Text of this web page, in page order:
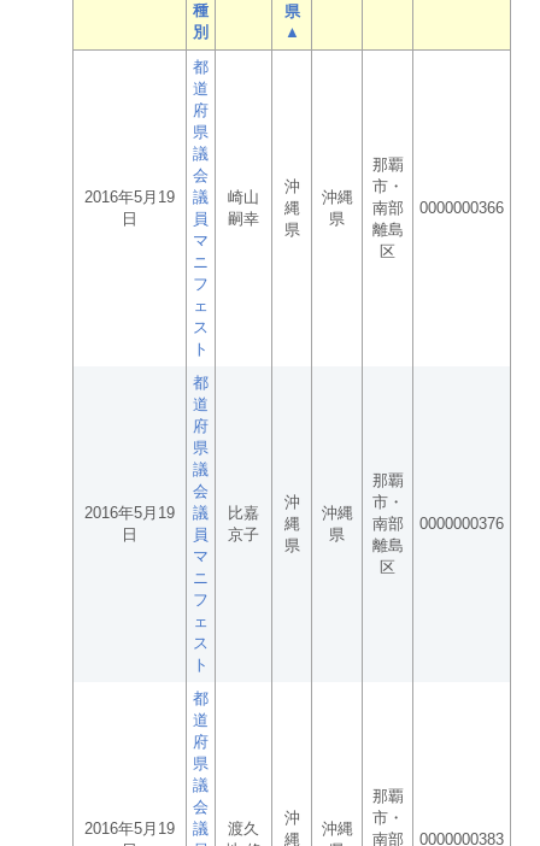
種
別
県
▲
2016年5月19
日
都
道
府
県
議
会
議
員
マ
ニ
フ
ェ
ス
ト
崎山
嗣幸
沖
縄
県
沖縄
県
那覇
市・
南部
離島
区
0000000366
2016年5月19
日
都
道
府
県
議
会
議
員
マ
ニ
フ
ェ
ス
ト
比嘉
京子
沖
縄
県
沖縄
県
那覇
市・
南部
離島
区
0000000376
2016年5月19
都
道
府
県
議
会
議
渡久
沖
縄
沖縄
那覇
市・
南部
0000000383